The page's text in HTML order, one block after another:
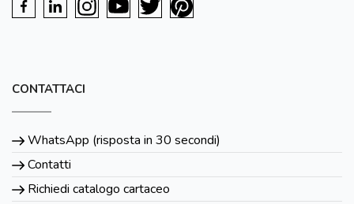
CONTATTACI
WhatsApp (risposta in 30 secondi)
Contatti
Richiedi catalogo cartaceo